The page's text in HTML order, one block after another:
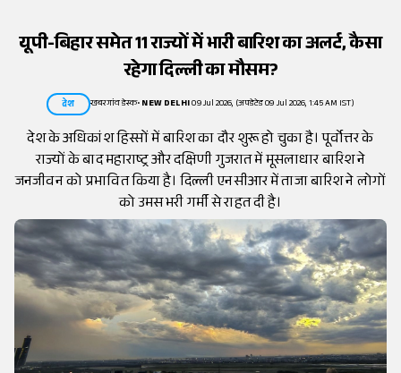
यूपी-बिहार समेत 11 राज्यों में भारी बारिश का अलर्ट, कैसा
रहेगा दिल्ली का मौसम?
देश खबरगांव डेस्क•NEW DELHI09 Jul 2026, (अपडेटेड 09 Jul 2026, 1:45 AM IST)
देश के अधिकांश हिस्सों में बारिश का दौर शुरू हो चुका है। पूर्वोत्तर के
राज्यों के बाद महाराष्ट्र और दक्षिणी गुजरात में मूसलाधार बारिश ने
जनजीवन को प्रभावित किया है। दिल्ली एनसीआर में ताजा बारिश ने लोगों
को उमस भरी गर्मी से राहत दी है।